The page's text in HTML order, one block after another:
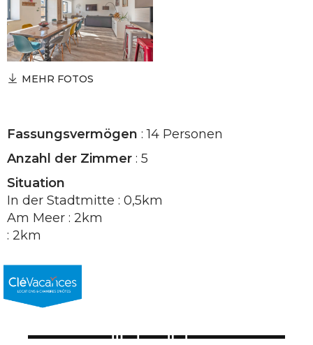
MEHR FOTOS
Fassungsvermögen : 14 Personen
Anzahl der Zimmer : 5
Situation
In der Stadtmitte : 0,5km
Am Meer : 2km
: 2km